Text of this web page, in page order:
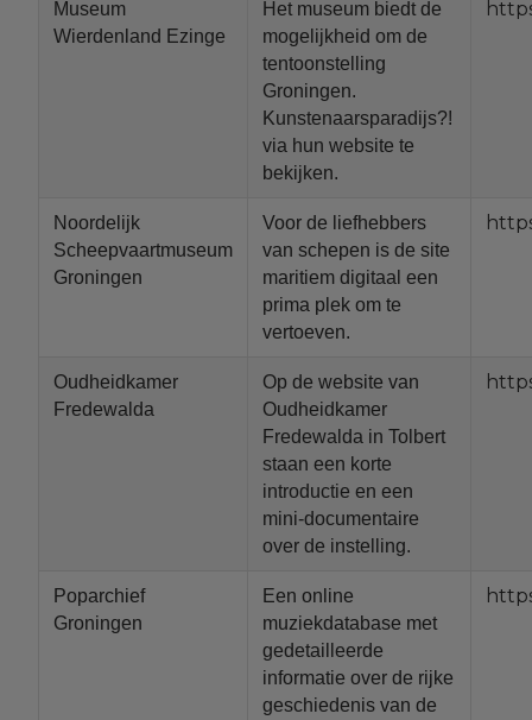
Museum
Wierdenland Ezinge
Het museum biedt de
mogelijkheid om de
tentoonstelling
Groningen.
Kunstenaarsparadijs?!
via hun website te
bekijken.
Noordelijk
Scheepvaartmuseum
Groningen
Voor de liefhebbers
van schepen is de site
maritiem digitaal een
prima plek om te
vertoeven.
Oudheidkamer
Fredewalda
Op de website van
Oudheidkamer
Fredewalda in Tolbert
staan een korte
introductie en een
mini-documentaire
over de instelling.
Poparchief
Groningen
Een online
muziekdatabase met
gedetailleerde
informatie over de rijke
geschiedenis van de